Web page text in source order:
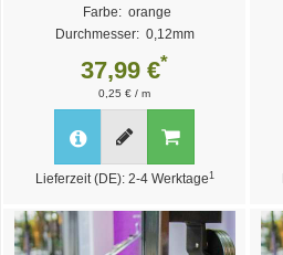
Farbe: orange
Durchmesser: 0,12mm
Weitere Varianten >>
37,99 €*
0,25 € / m
Lieferzeit (DE): 2-4 Werktage 1